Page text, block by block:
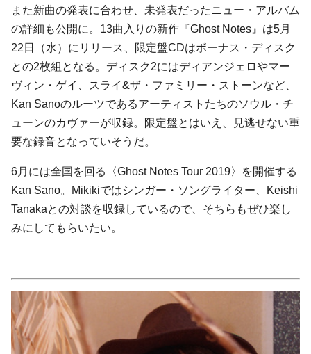
また新曲の発表に合わせ、未発表だったニュー・アルバム
の詳細も公開に。13曲入りの新作『Ghost Notes』は5月
22日（水）にリリース、限定盤CDはボーナス・ディスク
との2枚組となる。ディスク2にはディアンジェロやマー
ヴィン・ゲイ、スライ&ザ・ファミリー・ストーンなど、
Kan Sanoのルーツであるアーティストたちのソウル・チ
ューンのカヴァーが収録。限定盤とはいえ、見逃せない重
要な録音となっていそうだ。
6月には全国を回る〈Ghost Notes Tour 2019〉を開催する
Kan Sano。Mikikiではシンガー・ソングライター、Keishi
Tanakaとの対談を収録しているので、そちらもぜひ楽し
みにしてもらいたい。